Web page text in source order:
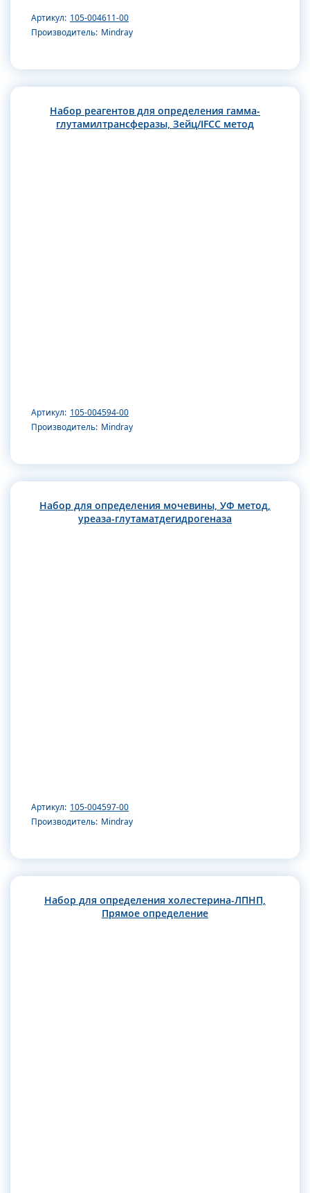
Артикул: 105-004611-00
Производитель: Mindray
Набор реагентов для определения гамма-
глутамилтрансферазы, Зейц/IFCC метод
Артикул: 105-004594-00
Производитель: Mindray
Набор для определения мочевины, УФ метод,
уреаза-глутаматдегидрогеназа
Артикул: 105-004597-00
Производитель: Mindray
Набор для определения холестерина-ЛПНП,
Прямое определение